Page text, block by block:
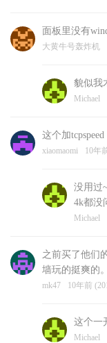
面板里没有
大黄牛号轰炸机
貌似我
Michael
这个加
xiaomaomi 10年
没用过
4k都没
Michael
之前买了他们
墙玩的挺爽的
mk47 10年前
这个一
Michael